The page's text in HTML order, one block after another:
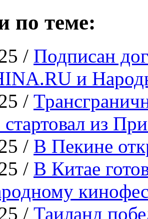
по теме:
/ Подписан
и
/
из
/ В Пекине
/ В Китае
/ Таиланд